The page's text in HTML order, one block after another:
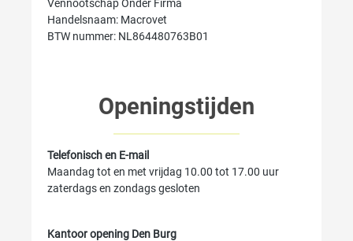
Vennootschap Onder Firma
Handelsnaam: Macrovet
BTW nummer: NL864480763B01
Openingstijden
Telefonisch en E-mail
Maandag tot en met vrijdag 10.00 tot 17.00 uur
zaterdags en zondags gesloten
Kantoor opening Den Burg